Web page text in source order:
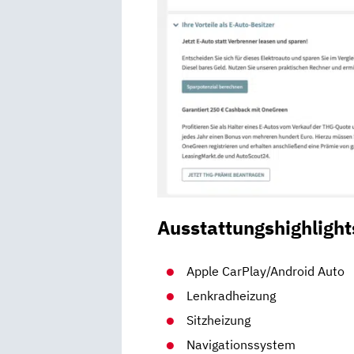
Apple CarPlay/Android Auto
Lenkradheizung
Sitzheizung
Navigationssystem